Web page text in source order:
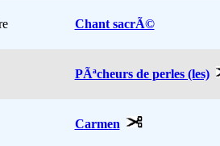
Chant sacrÃ©
PÃªcheurs de perles (les)
Carmen